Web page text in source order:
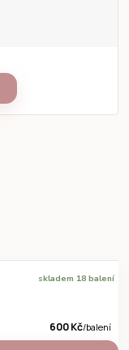
600 Kč/balení
skladem 18 balení